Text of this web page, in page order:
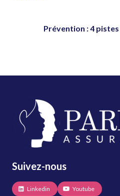
Prévention : 4
Suivez-nous
Linkedin Youtube